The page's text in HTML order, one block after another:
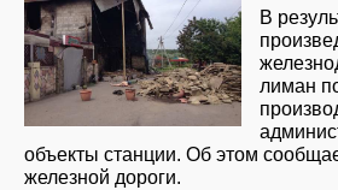
В
лиман
объекты станции. Об этом
железной дороги.